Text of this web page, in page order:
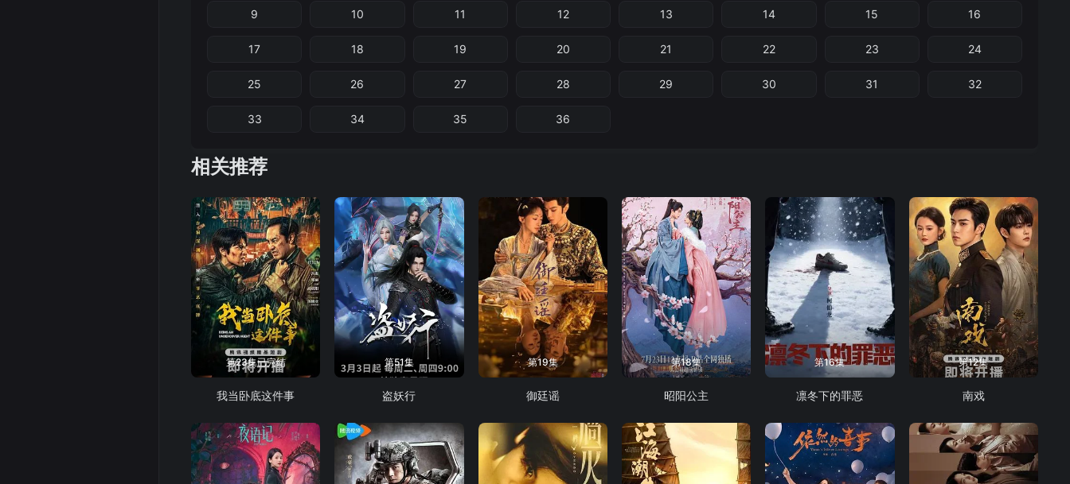
9 10 11 12 13 14 15 16
17 18 19 20 21 22 23 24
25 26 27 28 29 30 31 32
33 34 35 36
相关推荐
第23集已完结
我当卧底这件事
第51集
盗妖行
第19集
御廷谣
第18集
昭阳公主
第16集
凛冬下的罪恶
第12集
南戏